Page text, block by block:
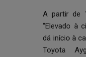
A partir de
“Elevado à
dá início à
Toyota